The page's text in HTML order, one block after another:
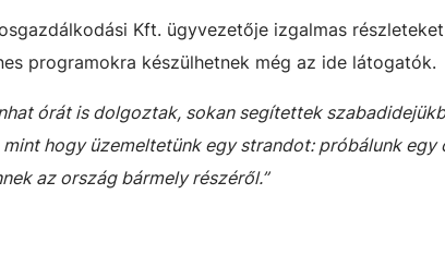
Kft. ügyvezetője izgalmas
programokra készülhetnek még az ide látogatók.
órát is dolgoztak, sokan segítettek
hogy üzemeltetünk egy strandot: próbálunk egy
az ország bármely részéről.”